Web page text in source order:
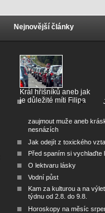
Nejnovější články
Král hříšníků aneb jak
je důležité míti Filipa
zaujmout muže aneb
nesnázích
Jak odejít z toxického
Před spaním si vychlaďte
O lektvaru lásky
Vodní půst
Kam za kulturou a na
týdnu od 2.8. do 9.8.
Horoskopy na měsíc